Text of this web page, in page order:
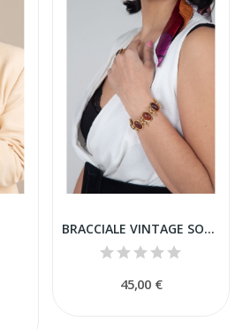
BRACCIALE VINTAGE SOFIA
45,00 €